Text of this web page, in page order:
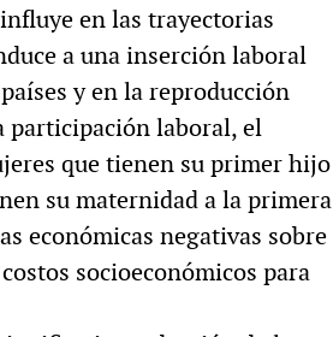
en las trayectorias
a una inserción laboral
y en la reproducción
participación laboral, el
que tienen su primer hijo
su maternidad a la primera
económicas negativas sobre
socioeconómicos para